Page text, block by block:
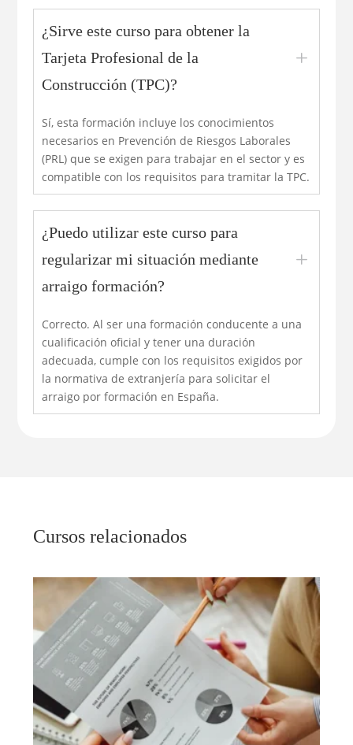
¿Sirve este curso para obtener la
Tarjeta Profesional de la
Construcción (TPC)?
L
Sí, esta formación incluye los conocimientos
necesarios en Prevención de Riesgos Laborales
(PRL) que se exigen para trabajar en el sector y es
compatible con los requisitos para tramitar la TPC.
¿Puedo utilizar este curso para
regularizar mi situación mediante
arraigo formación?
L
Correcto. Al ser una formación conducente a una
cualificación oficial y tener una duración
adecuada, cumple con los requisitos exigidos por
la normativa de extranjería para solicitar el
arraigo por formación en España.
Cursos relacionados